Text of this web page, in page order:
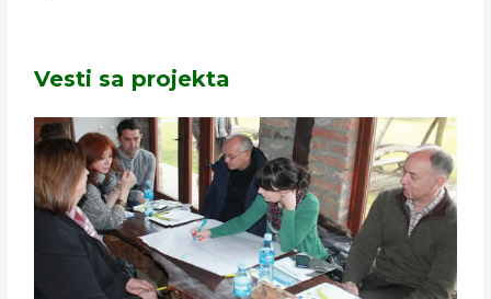
Vesti sa projekta